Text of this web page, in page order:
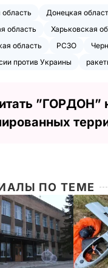
Донецкая
область
Харьковская
область
РСЗО
против Украины
”ГОРДОН”
ПО ТЕМЕ